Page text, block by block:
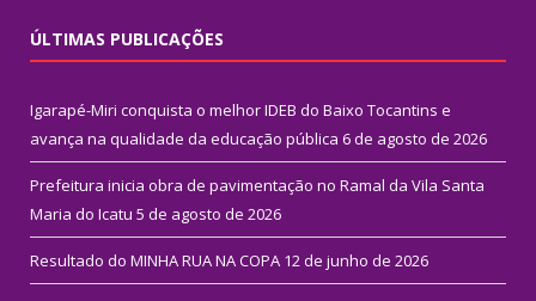
ÚLTIMAS PUBLICAÇÕES
Igarapé-Miri conquista o melhor IDEB do Baixo Tocantins e
avança na qualidade da educação pública 6 de agosto de 2026
Prefeitura inicia obra de pavimentação no Ramal da Vila Santa
Maria do Icatu 5 de agosto de 2026
Resultado do MINHA RUA NA COPA 12 de junho de 2026